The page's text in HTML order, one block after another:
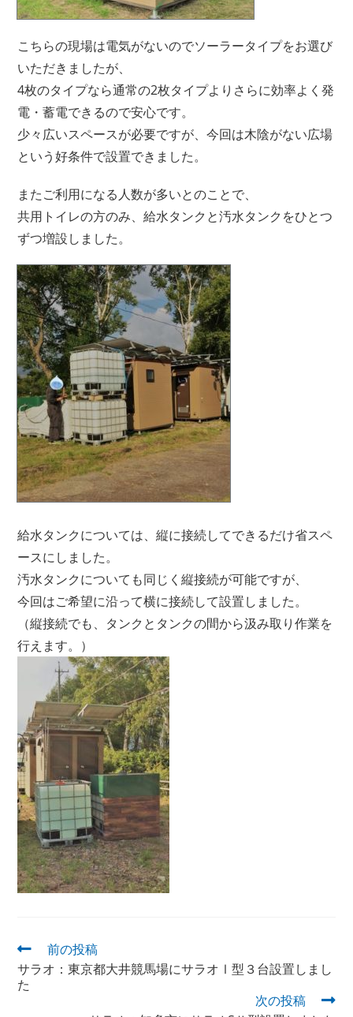
こちらの現場は電気がないのでソーラータイプをお選び
いただきましたが、
4枚のタイプなら通常の2枚タイプよりさらに効率よく発
電・蓄電できるので安心です。
少々広いスペースが必要ですが、今回は木陰がない広場
という好条件で設置できました。
またご利用になる人数が多いとのことで、
共用トイレの方のみ、給水タンクと汚水タンクをひとつ
ずつ増設しました。
給水タンクについては、縦に接続してできるだけ省スペ
ースにしました。
汚水タンクについても同じく縦接続が可能ですが、
今回はご希望に沿って横に接続して設置しました。
（縦接続でも、タンクとタンクの間から汲み取り作業を
行えます。）
前の投稿
サラオ：東京都大井競馬場にサラオⅠ型３台設置しまし
た
次の投稿